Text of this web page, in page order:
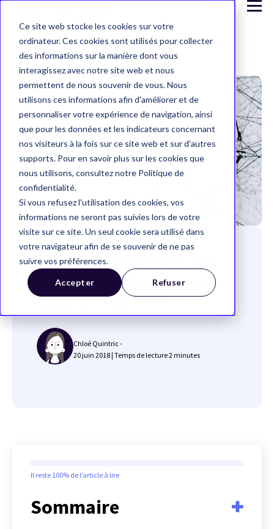
Ce site web stocke les cookies sur votre
ordinateur. Ces cookies sont utilisés pour collecter
des informations sur la manière dont vous
interagissez avec notre site web et nous
permettent de nous souvenir de vous. Nous
utilisons ces informations afin d'améliorer et de
personnaliser votre expérience de navigation, ainsi
que pour les données et les indicateurs concernant
nos visiteurs à la fois sur ce site web et sur d'autres
supports. Pour en savoir plus sur les cookies que
nous utilisons, consultez notre Politique de
confidentialité.
Si vous refusez l'utilisation des cookies, vos
informations ne seront pas suivies lors de votre
visite sur ce site. Un seul cookie sera utilisé dans
votre navigateur afin de se souvenir de ne pas
suivre vos préférences.
Accepter Refuser
GuestViews et le RGPD : nos
actions pour répondre aux
nouvelles exigences
Chloé Quintric -
20 juin 2018 | Temps de lecture2minutes
Il reste 100% de l’article à lire
Sommaire